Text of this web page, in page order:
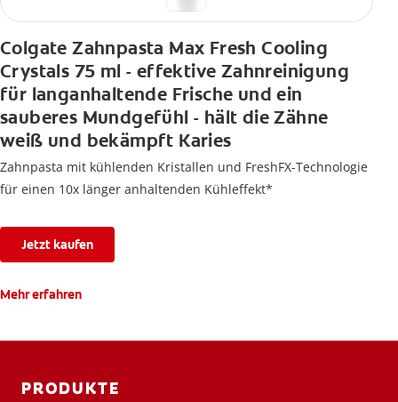
Colgate Zahnpasta Max Fresh Cooling
Crystals 75 ml - effektive Zahnreinigung
für langanhaltende Frische und ein
sauberes Mundgefühl - hält die Zähne
weiß und bekämpft Karies
Zahnpasta mit kühlenden Kristallen und FreshFX-Technologie
für einen 10x länger anhaltenden Kühleffekt*
Jetzt kaufen
Mehr erfahren
PRODUKTE